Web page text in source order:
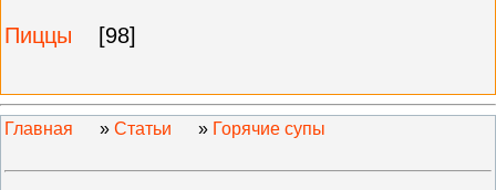
Пиццы
[98]
Главная » Статьи » Горячие супы